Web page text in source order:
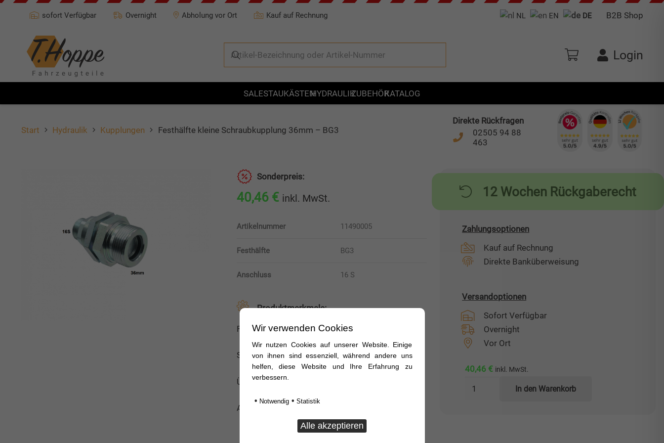
sofort Verfügbar Overnight Abholung vor Ort Kauf auf Rechnung NL EN DE B2B Shop
Login
SALESTAUKÄSTENHYDRAULIKZUBEHÖRKATALOG
Start Hydraulik Kupplungen Festhälfte kleine Schraubkupplung 36mm – BG3
Direkte Rückfragen
02505 94 88
463
Sonderpreis:
40,46 € inkl. MwSt.
Artikelnummer 11490005
Festhälfte BG3
Anschluss 16 S
Produktmerkmale:
Festhälfte / kleine Schraubkupplung
System Technochemie – BG3
Übers Gewinde 36mm
Anschlussgewinde 16S
12 Wochen Rückgaberecht
Zahlungsoptionen
Kauf auf Rechnung
Direkte Banküberweisung
Versandoptionen
Sofort Verfügbar
Overnight
Vor Ort
40,46 € inkl. MwSt.
Festhälfte
In den Warenkorb
Wir verwenden Cookies
Wir nutzen Cookies auf unserer Website. Einige
von ihnen sind essenziell, während andere uns
helfen, diese Website und Ihre Erfahrung zu
verbessern.
• Notwendig • Statistik